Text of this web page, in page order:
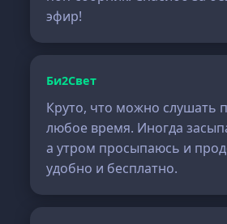
эфир!
Би2Свет
Круто, что можно слушать
любое время. Иногда
а утром просыпаюсь и
удобно и бесплатно.